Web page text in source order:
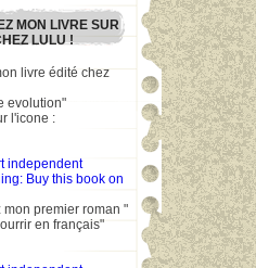
MON LIVRE SUR
LULU !
livre édité chez
evolution"
l'icone :
mon premier roman "
en français"